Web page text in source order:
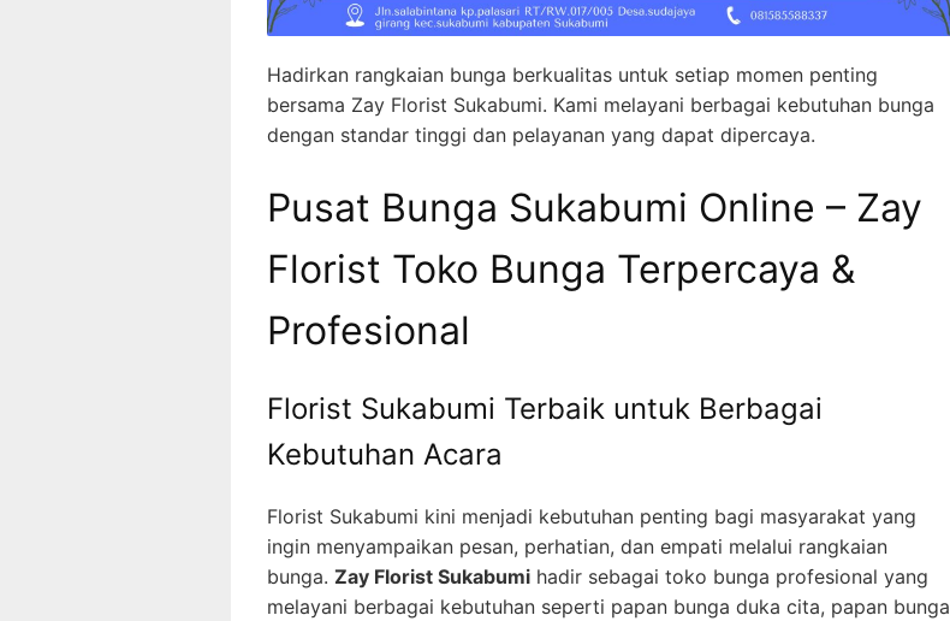
Hadirkan rangkaian bunga berkualitas untuk setiap momen penting
bersama Zay Florist Sukabumi. Kami melayani berbagai kebutuhan bunga
dengan standar tinggi dan pelayanan yang dapat dipercaya.
Pusat Bunga Sukabumi Online – Zay
Florist Toko Bunga Terpercaya &
Profesional
Florist Sukabumi Terbaik untuk Berbagai
Kebutuhan Acara
Florist Sukabumi kini menjadi kebutuhan penting bagi masyarakat yang
ingin menyampaikan pesan, perhatian, dan empati melalui rangkaian
bunga. Zay Florist Sukabumi hadir sebagai toko bunga profesional yang
melayani berbagai kebutuhan seperti papan bunga duka cita, papan bunga